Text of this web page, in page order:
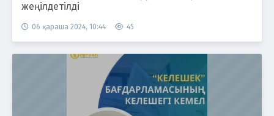
жеңілдетілді
06 қараша 2024, 10:44 45